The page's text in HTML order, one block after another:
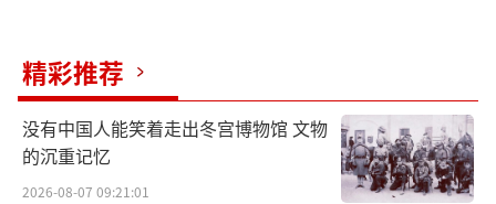
精彩推荐
没有中国人能笑着走出冬宫博物馆 文物
的沉重记忆
2026-08-07 09:21:01